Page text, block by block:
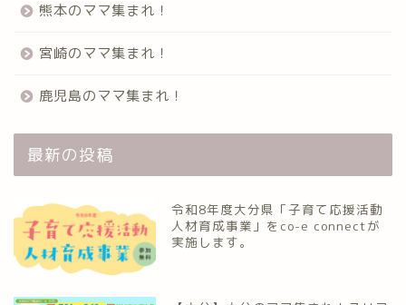
熊本のママ集まれ！
宮崎のママ集まれ！
鹿児島のママ集まれ！
最新の投稿
令和8年度大分県「子育て応援活動
人材育成事業」をco-e connectが
実施します。